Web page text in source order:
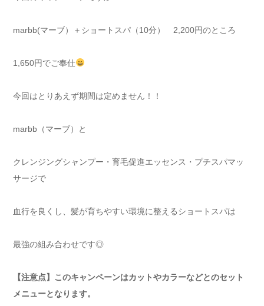
marbb(マーブ）＋ショートスパ（10分） 2,200円のところ
1,650円でご奉仕
今回はとりあえず期間は定めません！！
marbb（マーブ）と
クレンジングシャンプー・育毛促進エッセンス・プチスパマッ
サージで
血行を良くし、髪が育ちやすい環境に整えるショートスパは
最強の組み合わせです◎
【注意点】このキャンペーンはカットやカラーなどとのセット
メニューとなります。